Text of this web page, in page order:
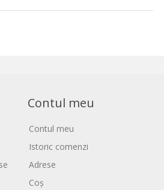
Contul meu
Contul meu
Istoric comenzi
Adrese
Coș